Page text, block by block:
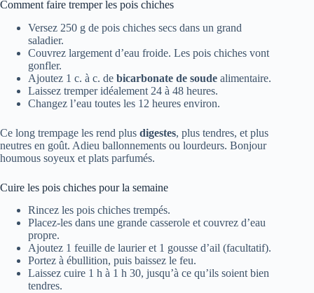
Comment faire tremper les pois chiches
Versez 250 g de pois chiches secs dans un grand
saladier.
Couvrez largement d’eau froide. Les pois chiches vont
gonfler.
Ajoutez 1 c. à c. de bicarbonate de soude alimentaire.
Laissez tremper idéalement 24 à 48 heures.
Changez l’eau toutes les 12 heures environ.
Ce long trempage les rend plus digestes, plus tendres, et plus
neutres en goût. Adieu ballonnements ou lourdeurs. Bonjour
houmous soyeux et plats parfumés.
Cuire les pois chiches pour la semaine
Rincez les pois chiches trempés.
Placez-les dans une grande casserole et couvrez d’eau
propre.
Ajoutez 1 feuille de laurier et 1 gousse d’ail (facultatif).
Portez à ébullition, puis baissez le feu.
Laissez cuire 1 h à 1 h 30, jusqu’à ce qu’ils soient bien
tendres.